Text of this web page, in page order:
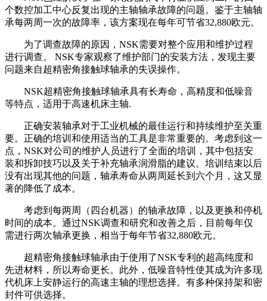
个数控加工中心反复出现的主轴轴承故障的问题。鉴于主轴轴
承每两周一次的故障率，该方案现在每年可节省32,880欧元。
为了调查故障的原因，NSK需要对整个应用和维护过程
进行调查。 NSK专家观察了维护部门的安装方法，发现主要
问题来自超精密角接触球轴承的失误操作。
NSK超精密角接触球轴承具有长寿命，高精度和低噪音
等特点，适用于高速机床主轴.
正确安装轴承对于工业机械的最佳运行和持续维护至关重
要。正确的培训和使用适当的工具是非常重要的。考虑到这一
点，NSK对公司的维护人员进行了全面的培训，其中包括安
装和拆卸技巧以及关于补充轴承润滑脂的建议。培训结束以后
没有出现其他的问题，轴承寿命从两周延长到六个月，这又显
著的降低了成本。
考虑到每两周（四台机器）的轴承故障，以及更换和停机
时间的成本。通过NSK调查和研究和改善之后，目前每年仅
需进行两次轴承更换，相当于每年节省32,880欧元。
超精密角接触球轴承由于使用了NSK专利的超高纯度和
先进材料，所以寿命更长。此外，低噪音特性使其成为许多现
代机床上安静运行的高速主轴的理想选择。有多种保持架和密
封件可供选择。